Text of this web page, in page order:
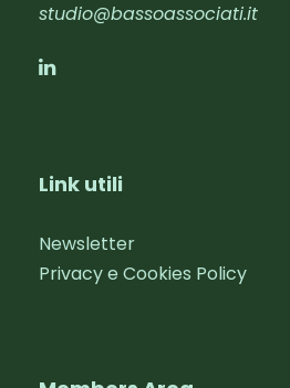
studio@bassoassociati.it
Link utili
Newsletter
Privacy e Cookies Policy